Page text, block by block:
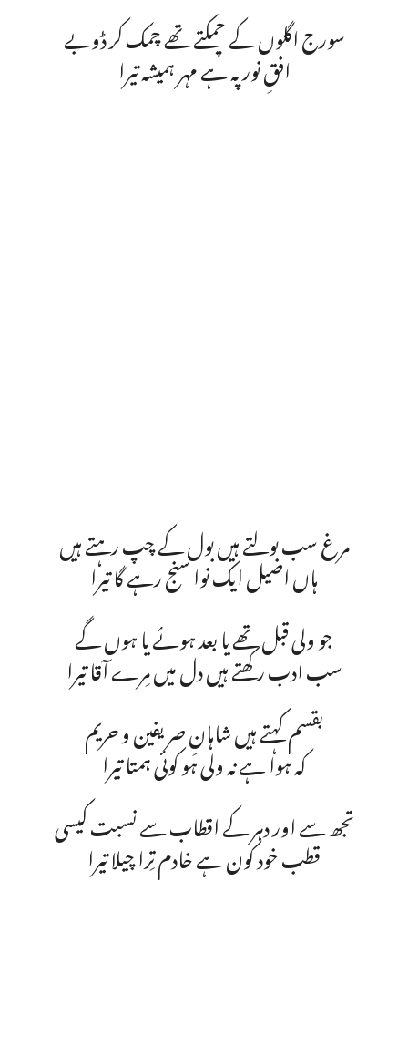
سورج اگلوں کے چمکتے تھے چمک کر ڈوبے
افقِ نور پہ ہے مہر ہمیشہ تیرا
مرغ سب بولتے ہیں بول کے چپ رہتے ہیں
ہاں اصیل ایک نوا سنج رہے گا تیرا
جو ولی قبل تھے یا بعد ہوئے یا ہوں گے
سب ادب رکھتے ہیں دل میں مِرے آقا تیرا
بقسم کہتے ہیں شاہانِ صریفین و حریم
کہ ہوا ہے نہ ولی ہو کوئی ہمتا تیرا
تجھ سے اور دہر کے اقطاب سے نسبت کیسی
قطب خود کون ہے خادم تِرا چیلا تیرا